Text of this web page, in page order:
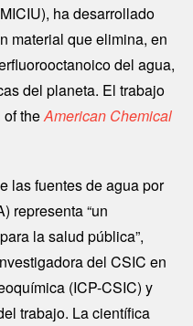
ha desarrollado
material que elimina, en
del agua,
del planeta. El trabajo
of theAmerican Chemical
las fuentes de agua por
representa “un
la salud pública”,
del CSIC en
(ICP-CSIC) y
trabajo. La científica